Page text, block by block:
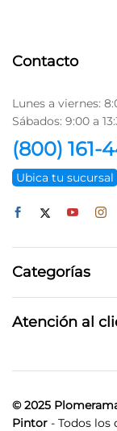
Contacto
Lunes a viernes:
Sábados: 9:00 a
(800) 161-
Ubica tu sucursal
Categorías
Atención al
© 2025
Pintor - Todos los